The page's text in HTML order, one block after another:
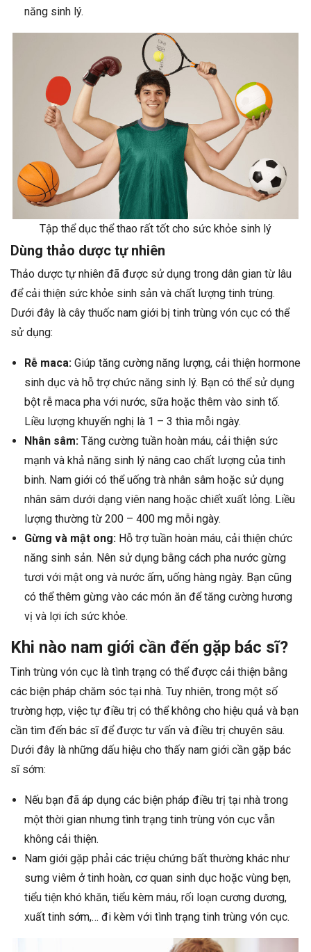
năng sinh lý.
Tập thể dục thể thao rất tốt cho sức khỏe sinh lý
Dùng thảo dược tự nhiên
Thảo dược tự nhiên đã được sử dụng trong dân gian từ lâu
để cải thiện sức khỏe sinh sản và chất lượng tinh trùng.
Dưới đây là cây thuốc nam giới bị tinh trùng vón cục có thể
sử dụng:
Rễ maca: Giúp tăng cường năng lượng, cải thiện hormone
sinh dục và hỗ trợ chức năng sinh lý. Bạn có thể sử dụng
bột rễ maca pha với nước, sữa hoặc thêm vào sinh tố.
Liều lượng khuyến nghị là 1 – 3 thìa mỗi ngày.
Nhân sâm: Tăng cường tuần hoàn máu, cải thiện sức
mạnh và khả năng sinh lý nâng cao chất lượng của tinh
binh. Nam giới có thể uống trà nhân sâm hoặc sử dụng
nhân sâm dưới dạng viên nang hoặc chiết xuất lỏng. Liều
lượng thường từ 200 – 400 mg mỗi ngày.
Gừng và mật ong: Hỗ trợ tuần hoàn máu, cải thiện chức
năng sinh sản. Nên sử dụng bằng cách pha nước gừng
tươi với mật ong và nước ấm, uống hàng ngày. Bạn cũng
có thể thêm gừng vào các món ăn để tăng cường hương
vị và lợi ích sức khỏe.
Khi nào nam giới cần đến gặp bác sĩ?
Tinh trùng vón cục là tình trạng có thể được cải thiện bằng
các biện pháp chăm sóc tại nhà. Tuy nhiên, trong một số
trường hợp, việc tự điều trị có thể không cho hiệu quả và bạn
cần tìm đến bác sĩ để được tư vấn và điều trị chuyên sâu.
Dưới đây là những dấu hiệu cho thấy nam giới cần gặp bác
sĩ sớm:
Nếu bạn đã áp dụng các biện pháp điều trị tại nhà trong
một thời gian nhưng tình trạng tinh trùng vón cục vẫn
không cải thiện.
Nam giới gặp phải các triệu chứng bất thường khác như
sưng viêm ở tinh hoàn, cơ quan sinh dục hoặc vùng bẹn,
tiểu tiện khó khăn, tiểu kèm máu, rối loạn cương dương,
xuất tinh sớm,… đi kèm với tình trạng tinh trùng vón cục.